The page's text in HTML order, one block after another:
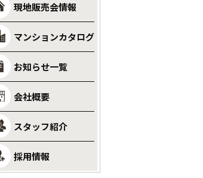
現地販売会情報
マンションカタログ
お知らせ一覧
会社概要
スタッフ紹介
採用情報